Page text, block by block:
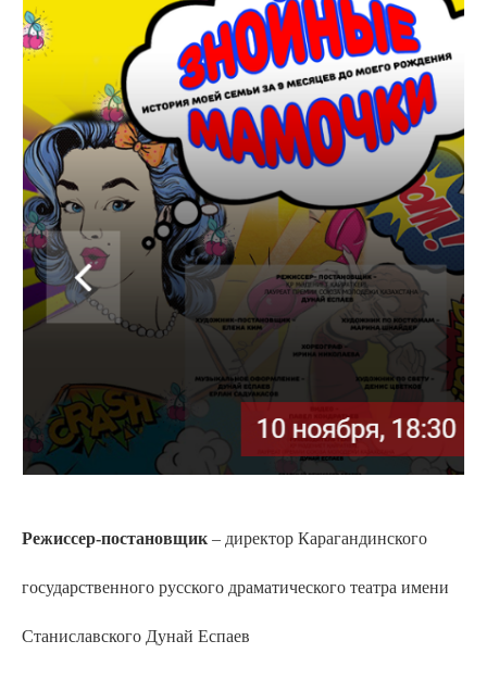
Режиссер-постановщик – директор Карагандинского
государственного русского драматического театра имени
Станиславского Дунай Еспаев